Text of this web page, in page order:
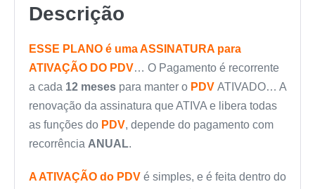
Descrição
ESSE PLANO é uma ASSINATURA para
ATIVAÇÃO DO PDV… O Pagamento é recorrente
a cada 12 meses para manter o PDV ATIVADO… A
renovação da assinatura que ATIVA e libera todas
as funções do PDV, depende do pagamento com
recorrência ANUAL.
A ATIVAÇÃO do PDV é simples, e é feita dentro do